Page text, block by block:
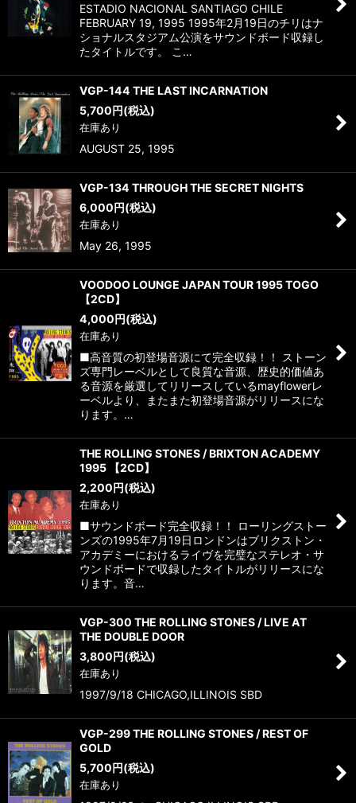
ESTADIO NACIONAL SANTIAGO CHILE
FEBRUARY 19, 1995 1995年2月19日のチリはナ
ショナルスタジアム公演をサウンドボード収録し
たタイトルです。 こ…
VGP-144 THE LAST INCARNATION
5,700円(税込)
在庫あり
AUGUST 25, 1995
VGP-134 THROUGH THE SECRET NIGHTS
6,000円(税込)
在庫あり
May 26, 1995
VOODOO LOUNGE JAPAN TOUR 1995 TOGO
【2CD】
4,000円(税込)
在庫あり
■高音質の初登場音源にて完全収録！！ ストーン
ズ専門レーベルとして良質な音源、歴史的価値あ
る音源を厳選してリリースしているmayflowerレ
ーベルより、またまた初登場音源がリリースにな
ります。…
THE ROLLING STONES / BRIXTON ACADEMY
1995 【2CD】
2,200円(税込)
在庫あり
■サウンドボード完全収録！！ ローリングストー
ンズの1995年7月19日ロンドンはブリクストン・
アカデミーにおけるライヴを完璧なステレオ・サ
ウンドボードで収録したタイトルがリリースにな
ります。音…
VGP-300 THE ROLLING STONES / LIVE AT
THE DOUBLE DOOR
3,800円(税込)
在庫あり
1997/9/18 CHICAGO,ILLINOIS SBD
VGP-299 THE ROLLING STONES / REST OF
GOLD
5,700円(税込)
在庫あり